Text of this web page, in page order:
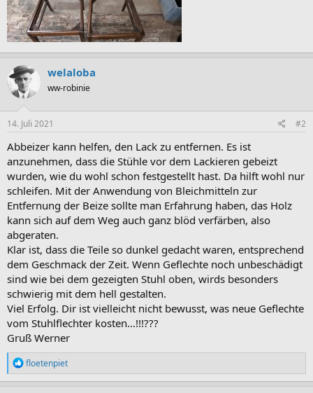
welaloba
ww-robinie
14. Juli 2021 #2
Abbeizer kann helfen, den Lack zu entfernen. Es ist
anzunehmen, dass die Stühle vor dem Lackieren gebeizt
wurden, wie du wohl schon festgestellt hast. Da hilft wohl nur
schleifen. Mit der Anwendung von Bleichmitteln zur
Entfernung der Beize sollte man Erfahrung haben, das Holz
kann sich auf dem Weg auch ganz blöd verfärben, also
abgeraten.
Klar ist, dass die Teile so dunkel gedacht waren, entsprechend
dem Geschmack der Zeit. Wenn Geflechte noch unbeschädigt
sind wie bei dem gezeigten Stuhl oben, wirds besonders
schwierig mit dem hell gestalten.
Viel Erfolg. Dir ist vielleicht nicht bewusst, was neue Geflechte
vom Stuhlflechter kosten...!!!???
Gruß Werner
R
e
a
floetenpiet